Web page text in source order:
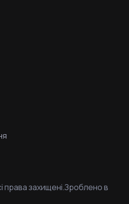
права захищені.Зроблено в